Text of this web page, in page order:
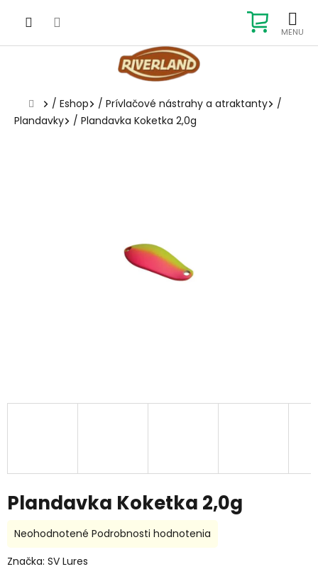
KOŠÍK
Domov
/ Eshop / Prívlačové nástrahy a atraktanty
/
Plandavky
/ Plandavka Koketka 2,0g
Plandavka Koketka 2,0g
Priemerné
produktu
Neohodnotené Podrobnosti hodnotenia
Značka: SV Lures